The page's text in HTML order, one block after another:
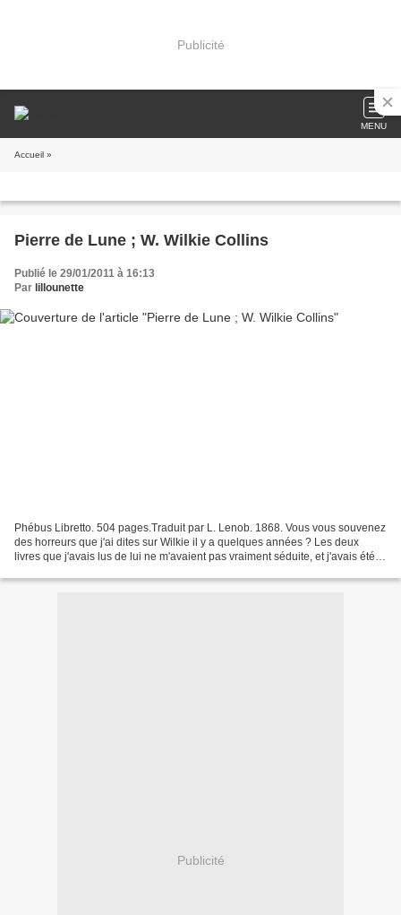
Publicité
MENU
Accueil »
Pierre de Lune ; W. Wilkie Collins
Publié le 29/01/2011 à 16:13
Par lillounette
Phébus Libretto. 504 pages.Traduit par L. Lenob. 1868. Vous vous souvenez
des horreurs que j'ai dites sur Wilkie il y a quelques années ? Les deux
livres que j'avais lus de lui ne m'avaient pas vraiment séduite, et j'avais été
Publicité